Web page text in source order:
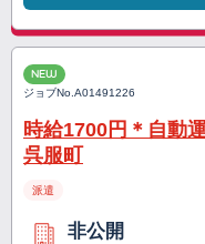
NEW
ジョブNo.A01491226
時給1700円＊自動
呉服町
派遣
非公開